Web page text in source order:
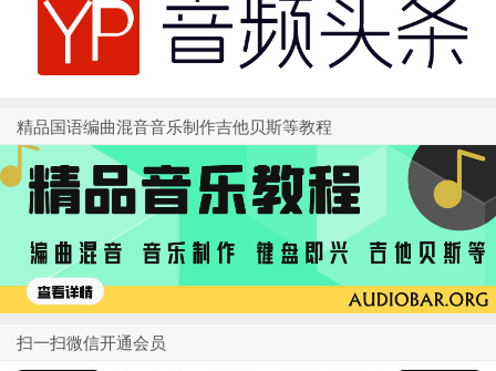
精品国语编曲混音音乐制作吉他贝斯等教程
扫一扫微信开通会员